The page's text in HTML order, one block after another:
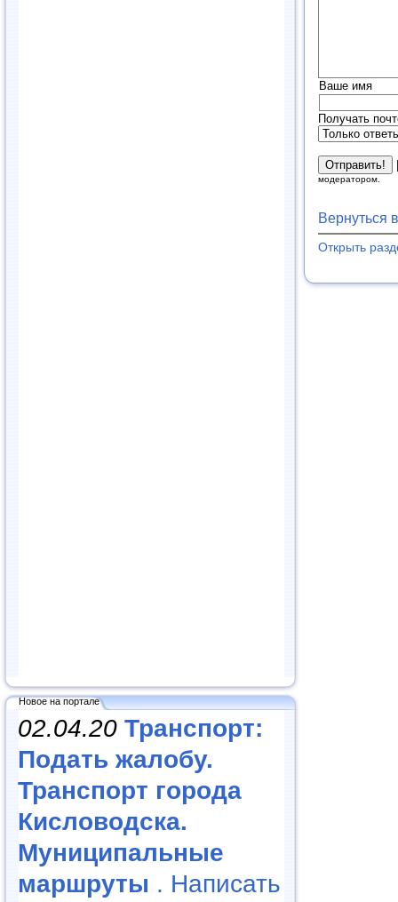
Новое на портале
02.04.20 Транспорт:
Подать жалобу.
Транспорт города
Кисловодска.
Муниципальные
маршруты . Написать
Ваше имя
Получать
модератором.
Вернуться
Открыть